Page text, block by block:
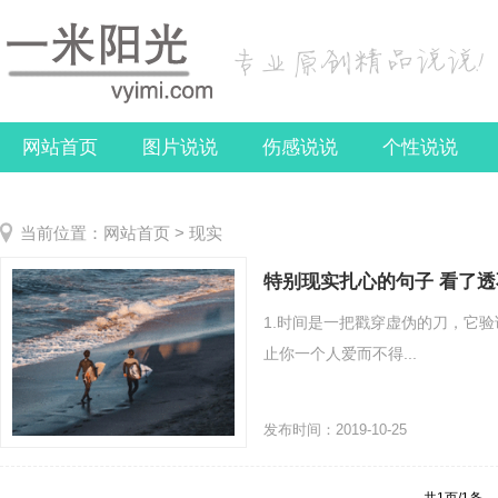
网站首页 图片说说 伤感说说 个性说说
当前位置： 网站首页 > 现实
特别现实扎心的句子 看了
1.时间是一把戳穿虚伪的刀，它
止你一个人爱而不得...
发布时间：2019-10-25